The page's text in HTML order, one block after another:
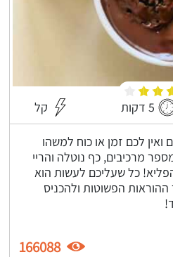
5 דקות קל
ואין לכם זמן או כוח למשהו
מרכיבים, כף נוטלה והריי
כל שעליכם לעשות הוא
הפשוטות ולהכניס
166088